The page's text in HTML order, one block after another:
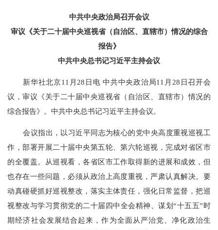
中共中央政治局召开会议
审议《关于二十届中央巡视省（自治区、直辖市）情况的综合
报告》
中共中央总书记习近平主持会议
新华社北京11月28日电 中共中央政治局11月28日召开会
议，审议《关于二十届中央巡视省（自治区、直辖市）情况的
综合报告》。中共中央总书记习近平主持会议。
会议指出，以习近平同志为核心的党中央高度重视巡视工
作，部署开展二十届中央第五轮、第六轮巡视，完成对省区市
的全覆盖。从巡视看，各省区市工作取得新的进展和成效，但
也存在一些问题，必须从政治上高度重视，严肃认真解决。要
动真碰硬抓好巡视整改，落实主体责任，强化日常监督，把巡
视整改与学习贯彻党的二十届四中全会精神、谋划“十五五”时
期经济社会发展结合起来，作为全面从严治党、净化政治生